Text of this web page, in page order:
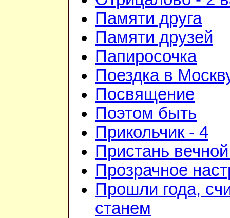
Памяти друга
Памяти друзей
Папиросочка
Поездка в
Посвящение
Поэтом быть
Прикольчик - 4
Пристань вечной
Прозрачное
Прошли года,
станем